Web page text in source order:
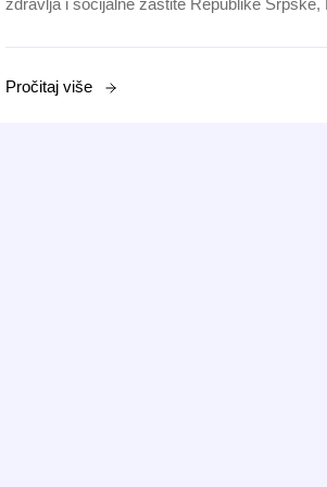
zdravlja i socijalne zaštite Republike
Pročitaj više